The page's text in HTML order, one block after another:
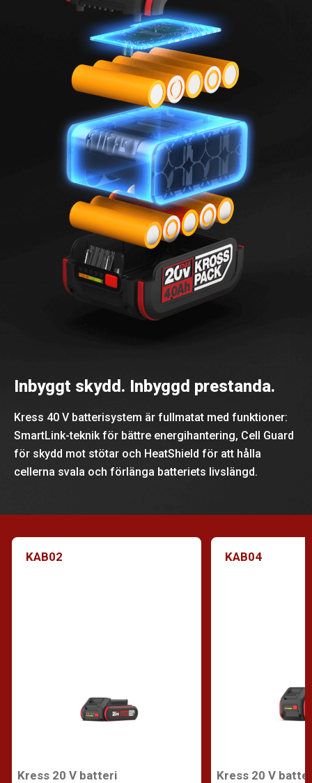
Inbyggt skydd. Inbyggd prestanda.
Kress 40 V batterisystem är fullmatat med funktioner:
SmartLink-teknik för bättre energihantering, Cell Guard
för skydd mot stötar och HeatShield för att hålla
cellerna svala och förlänga batteriets livslängd.
KAB02
Kress 20 V batteri
KAB04
Kress 20 V